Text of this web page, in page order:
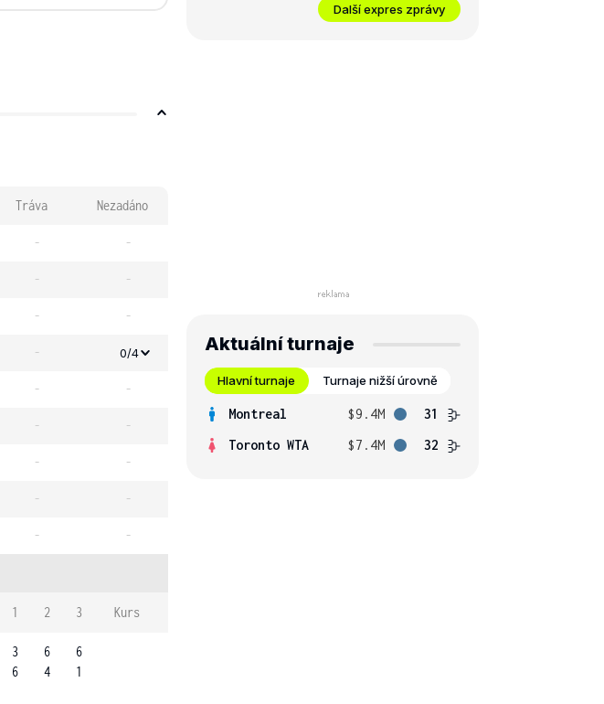
Tráva Nezadáno
- -
- -
- -
- 0/4
- -
- -
- -
- -
- -
1 2 3 Kurs
3
6
6
4
6
1
Další expres zprávy
Aktuální turnaje
Hlavní turnaje Turnaje nižší úrovně
Montreal $9.4M
31
Toronto WTA
$7.4M 32